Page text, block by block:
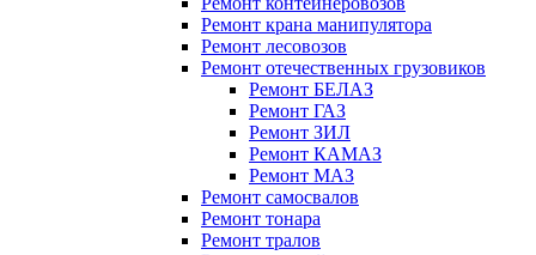
Ремонт крана манипулятора
Ремонт лесовозов
Ремонт отечественных грузовиков
Ремонт БЕЛАЗ
Ремонт ГАЗ
Ремонт ЗИЛ
Ремонт КАМАЗ
Ремонт МАЗ
Ремонт самосвалов
Ремонт тонара
Ремонт тралов